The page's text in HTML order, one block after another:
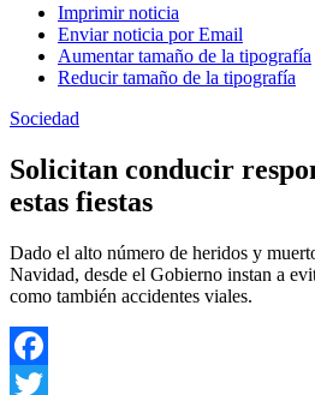
Imprimir noticia
Enviar noticia por Email
Aumentar tamaño de la tipografía
Reducir tamaño de la tipografía
Sociedad
Solicitan conducir
estas fiestas
Dado el alto número de heridos y
Navidad, desde el Gobierno instan a
como también accidentes viales.
Facebook